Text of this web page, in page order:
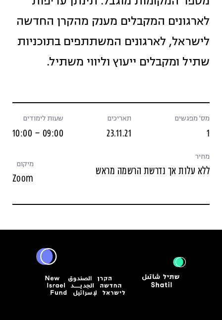
לארגונים המקבלים מענק מהקרן החדשה
לישראל, לארגונים המשתתפים בתוכניות
שתיל ומקבלים ייעוץ וליווי משתיל.
מס' מפגשים
1
תאריכים
23.11.21
שעות לימודים
09:00 – 10:00
מחיר
ללא עלות אך נדרשת הרשמה מראש מיקום
Zoom